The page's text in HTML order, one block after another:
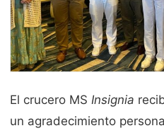
El crucero MS Insignia
un agradecimiento